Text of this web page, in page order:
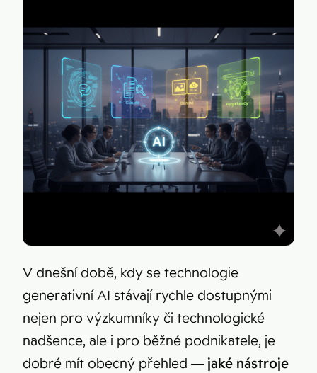
V dnešní době, kdy se technologie
generativní AI stávají rychle dostupnými
nejen pro výzkumníky či technologické
nadšence, ale i pro běžné podnikatele, je
dobré mít obecný přehled — jaké nástroje